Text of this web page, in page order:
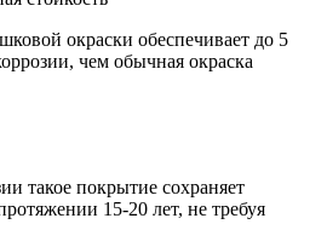
окраски обеспечивает до 5
чем обычная окраска
такое покрытие сохраняет
15-20 лет, не требуя